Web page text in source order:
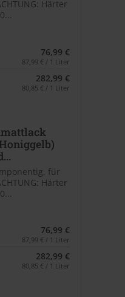
Härter
76,99 €
87,99 € / 1 Liter
282,99 €
80,85 € / 1 Liter
für
Härter
76,99 €
87,99 € / 1 Liter
282,99 €
80,85 € / 1 Liter